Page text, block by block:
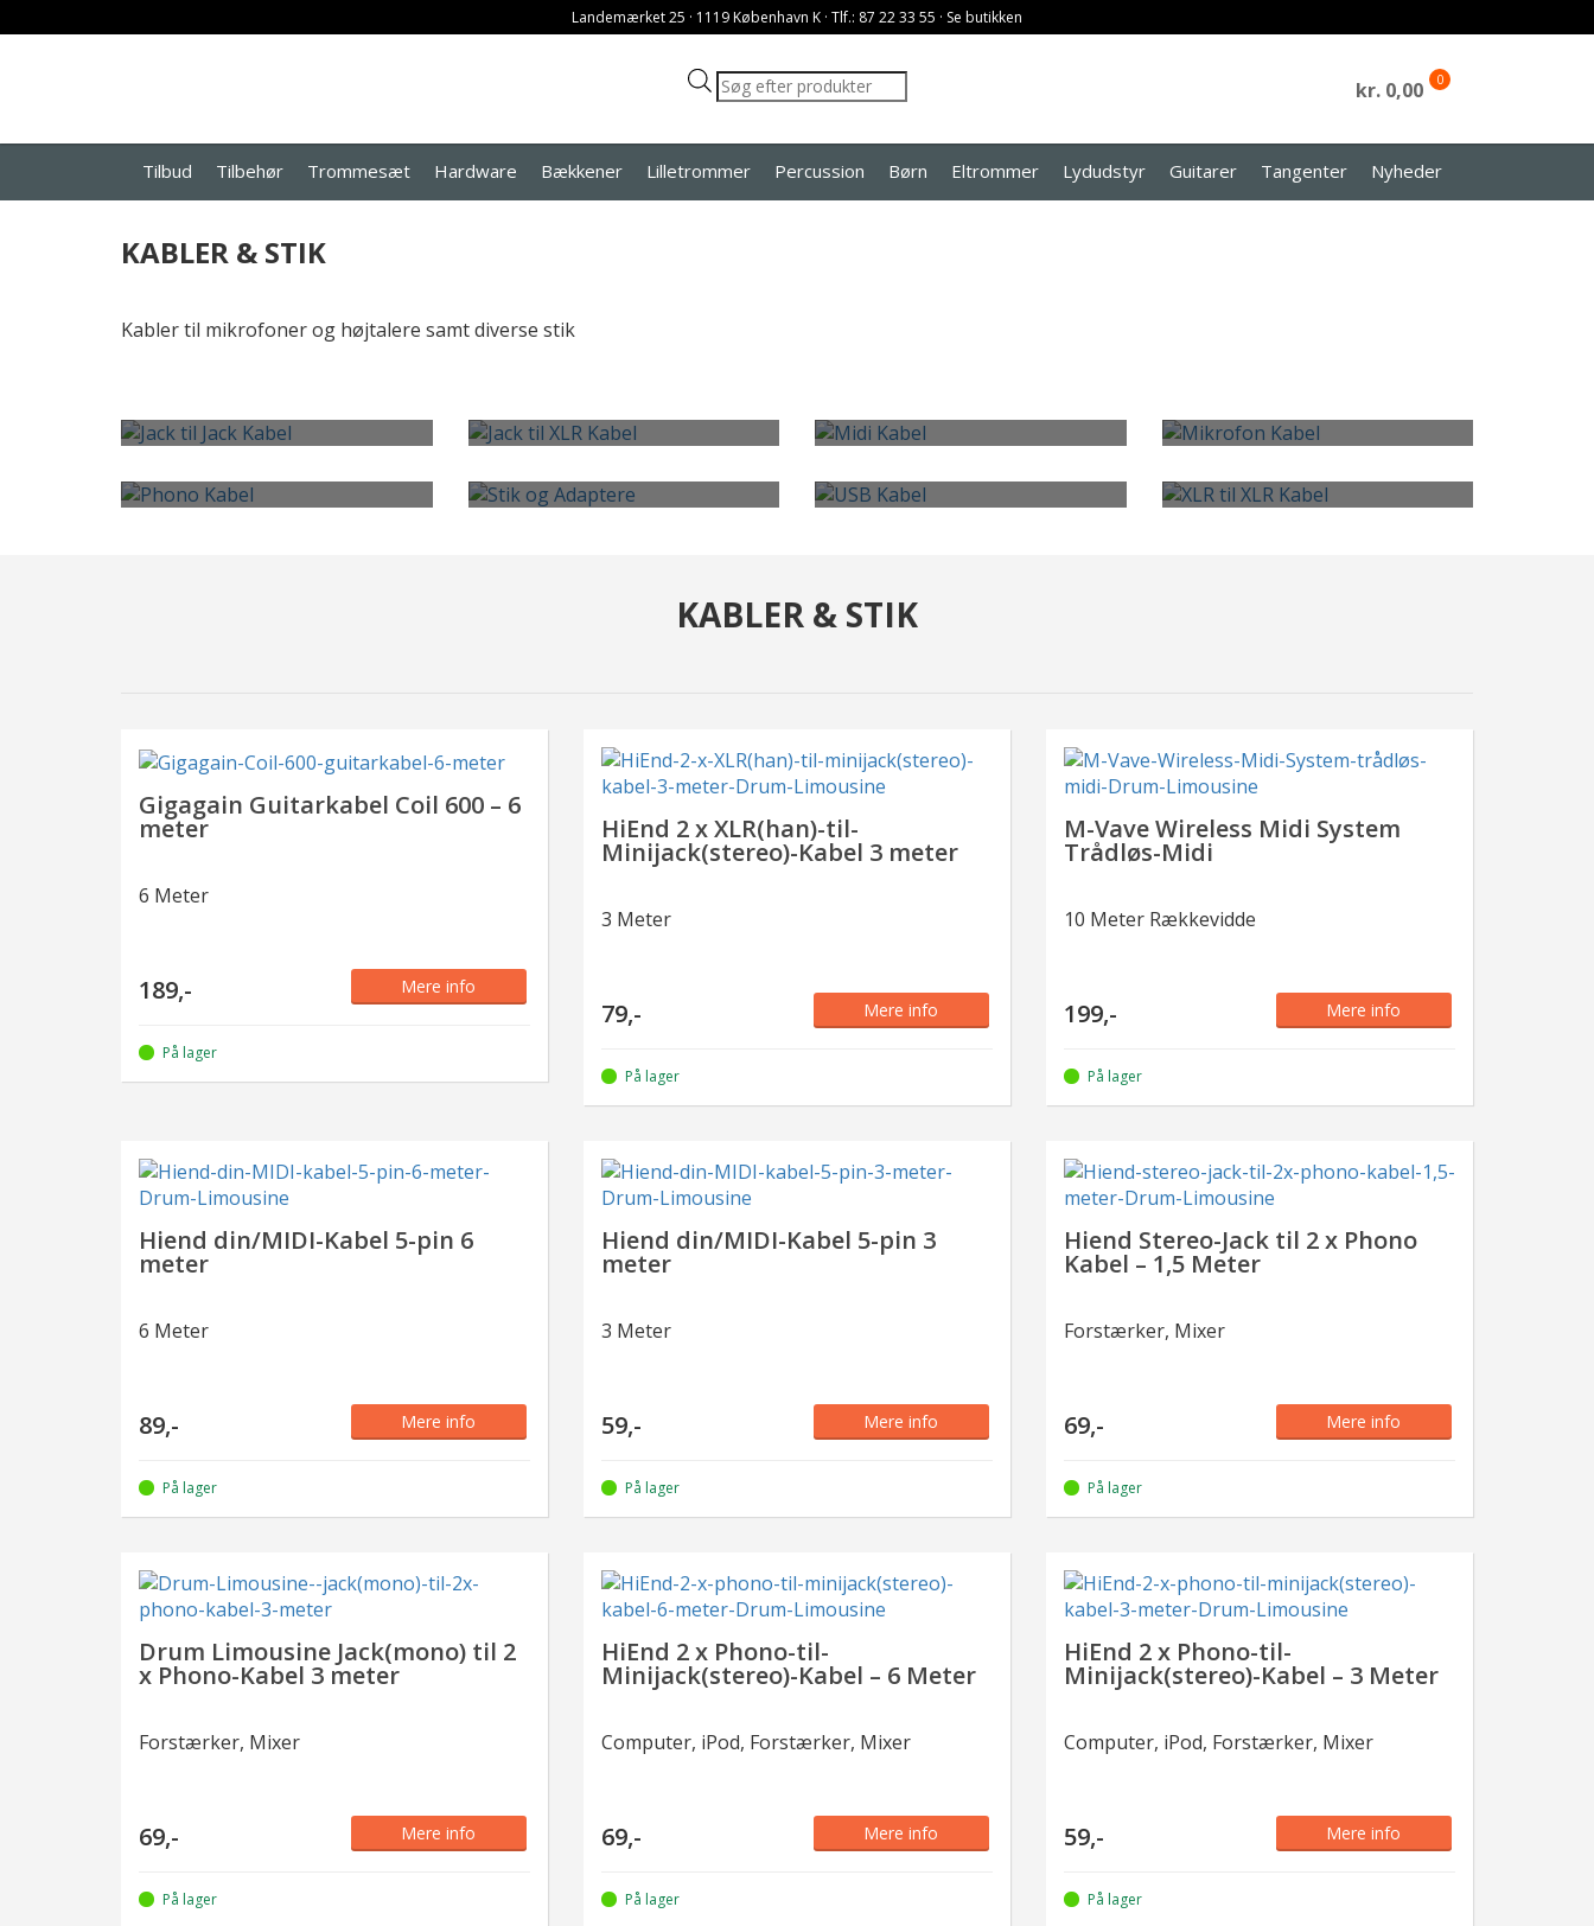
Landemærket 25 · 1119 København K · Tlf.: 87 22 33 55 · Se butikken
Products
search
kr. 0,00 0
Tilbud Tilbehør Trommesæt Hardware Bækkener Lilletrommer Percussion Børn Eltrommer Lydudstyr Guitarer Tangenter Nyheder
KABLER & STIK
Kabler til mikrofoner og højtalere samt diverse stik
KABLER & STIK
Gigagain Guitarkabel Coil 600 – 6
meter
6 Meter
189,- Mere info
På lager
HiEnd 2 x XLR(han)-til-
Minijack(stereo)-Kabel 3 meter
3 Meter
79,- Mere info
På lager
M-Vave Wireless Midi System
Trådløs-Midi
10 Meter Rækkevidde
199,- Mere info
På lager
Hiend din/MIDI-Kabel 5-pin 6
meter
6 Meter
89,- Mere info
På lager
Hiend din/MIDI-Kabel 5-pin 3
meter
3 Meter
59,- Mere info
På lager
Hiend Stereo-Jack til 2 x Phono
Kabel – 1,5 Meter
Forstærker, Mixer
69,- Mere info
På lager
Drum Limousine Jack(mono) til 2
x Phono-Kabel 3 meter
Forstærker, Mixer
69,- Mere info
På lager
HiEnd 2 x Phono-til-
Minijack(stereo)-Kabel – 6 Meter
Computer, iPod, Forstærker, Mixer
69,- Mere info
På lager
HiEnd 2 x Phono-til-
Minijack(stereo)-Kabel – 3 Meter
Computer, iPod, Forstærker, Mixer
59,- Mere info
På lager